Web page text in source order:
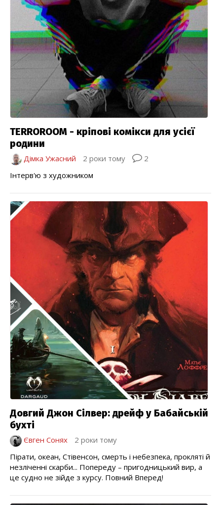
TERROROOM - кріпові комікси для усієї
родини
Дімка Ужасний 2 роки тому
2
Інтерв'ю з художником
Довгий Джон Сілвер: дрейф у Бабайській
бухті
Євген Сонях
2 роки тому
Пірати, океан, Стівенсон, смерть і небезпека, прокляті й
незліченні скарби... Попереду – пригодницький вир, а
це судно не зійде з курсу. Повний Вперед!